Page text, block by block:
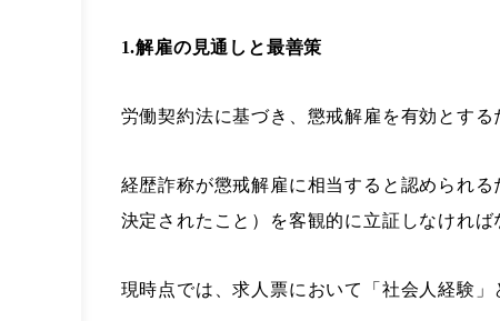
1.解雇の見通しと最善策
労働契約法に基づき、懲戒解雇を有効とす
経歴詐称が懲戒解雇に相当すると認められ
決定されたこと）を客観的に立証しなければ
現時点では、求人票において「社会人経験